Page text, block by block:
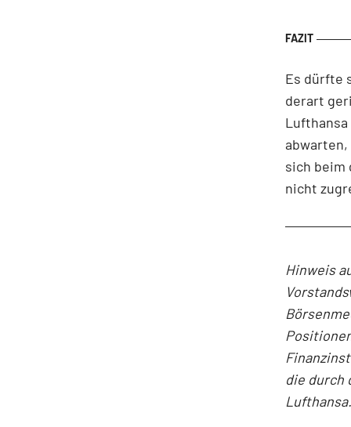
Es dürfte
derart
sich beim
nicht
Hinweis
die durch
Lufthansa.